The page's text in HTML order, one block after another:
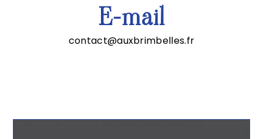
E-mail
contact@auxbrimbelles.fr